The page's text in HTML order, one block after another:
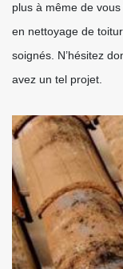
plus à même de
en nettoyage de
soignés. N’hésitez
avez un tel projet.